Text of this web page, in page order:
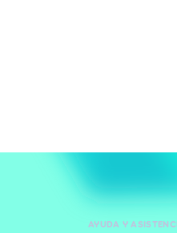
AYUDA Y